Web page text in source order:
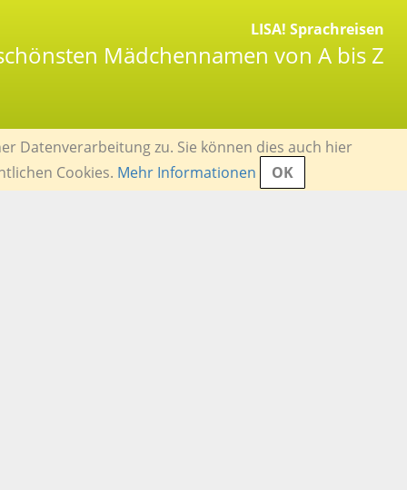
LISA! Sprachreisen
Mädchennamen von A bis Z
Datenverarbeitung zu. Sie können dies auch hier
Cookies. Mehr Informationen OK